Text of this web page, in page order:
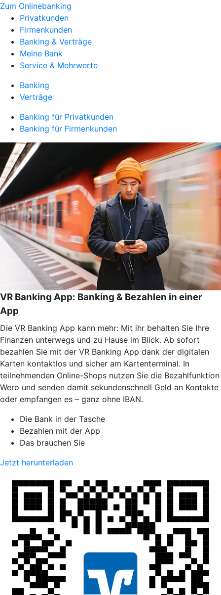
Zum Onlinebanking
Privatkunden
Firmenkunden
Banking & Verträge
Meine Bank
Service & Mehrwerte
Banking
Verträge
Banking für Privatkunden
Banking für Firmenkunden
VR Banking App: Banking & Bezahlen in einer
App
Die VR Banking App kann mehr: Mit ihr behalten Sie Ihre
Finanzen unterwegs und zu Hause im Blick. Ab sofort
bezahlen Sie mit der VR Banking App dank der digitalen
Karten kontaktlos und sicher am Kartenterminal. In
teilnehmenden Online-Shops nutzen Sie die Bezahlfunktion
Wero und senden damit sekundenschnell Geld an Kontakte
oder empfangen es – ganz ohne IBAN.
Die Bank in der Tasche
Bezahlen mit der App
Das brauchen Sie
Jetzt herunterladen